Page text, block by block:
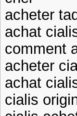
acheter
achat
comment
acheter
achat
cialis